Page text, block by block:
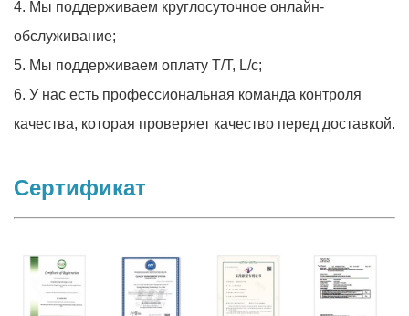
4. Мы поддерживаем круглосуточное онлайн-
обслуживание;
5. Мы поддерживаем оплату T/T, L/c;
6. У нас есть профессиональная команда контроля
качества, которая проверяет качество перед доставкой.
Сертификат